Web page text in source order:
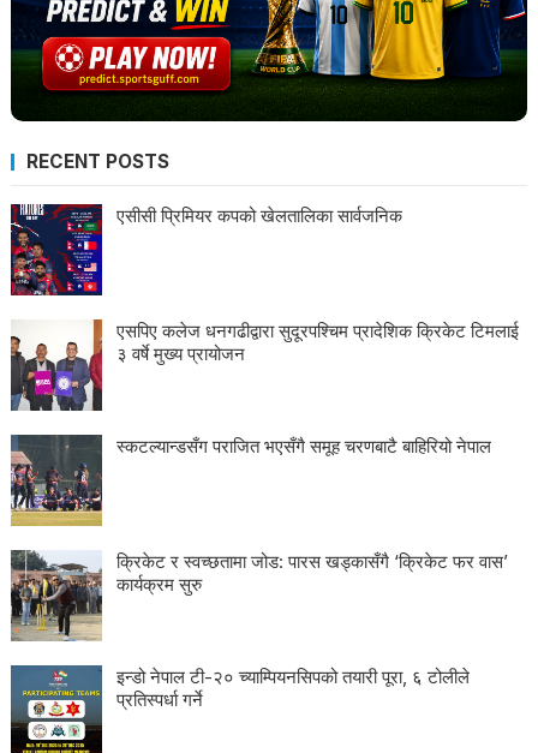
RECENT POSTS
एसीसी प्रिमियर कपको खेलतालिका सार्वजनिक
एसपिए कलेज धनगढीद्वारा सुदूरपश्चिम प्रादेशिक क्रिकेट टिमलाई
३ वर्षे मुख्य प्रायोजन
स्कटल्यान्डसँग पराजित भएसँगै समूह चरणबाटै बाहिरियो नेपाल
क्रिकेट र स्वच्छतामा जोड: पारस खड्कासँगै ‘क्रिकेट फर वास’
कार्यक्रम सुरु
इन्डो नेपाल टी-२० च्याम्पियनसिपको तयारी पूरा, ६ टोलीले
प्रतिस्पर्धा गर्ने